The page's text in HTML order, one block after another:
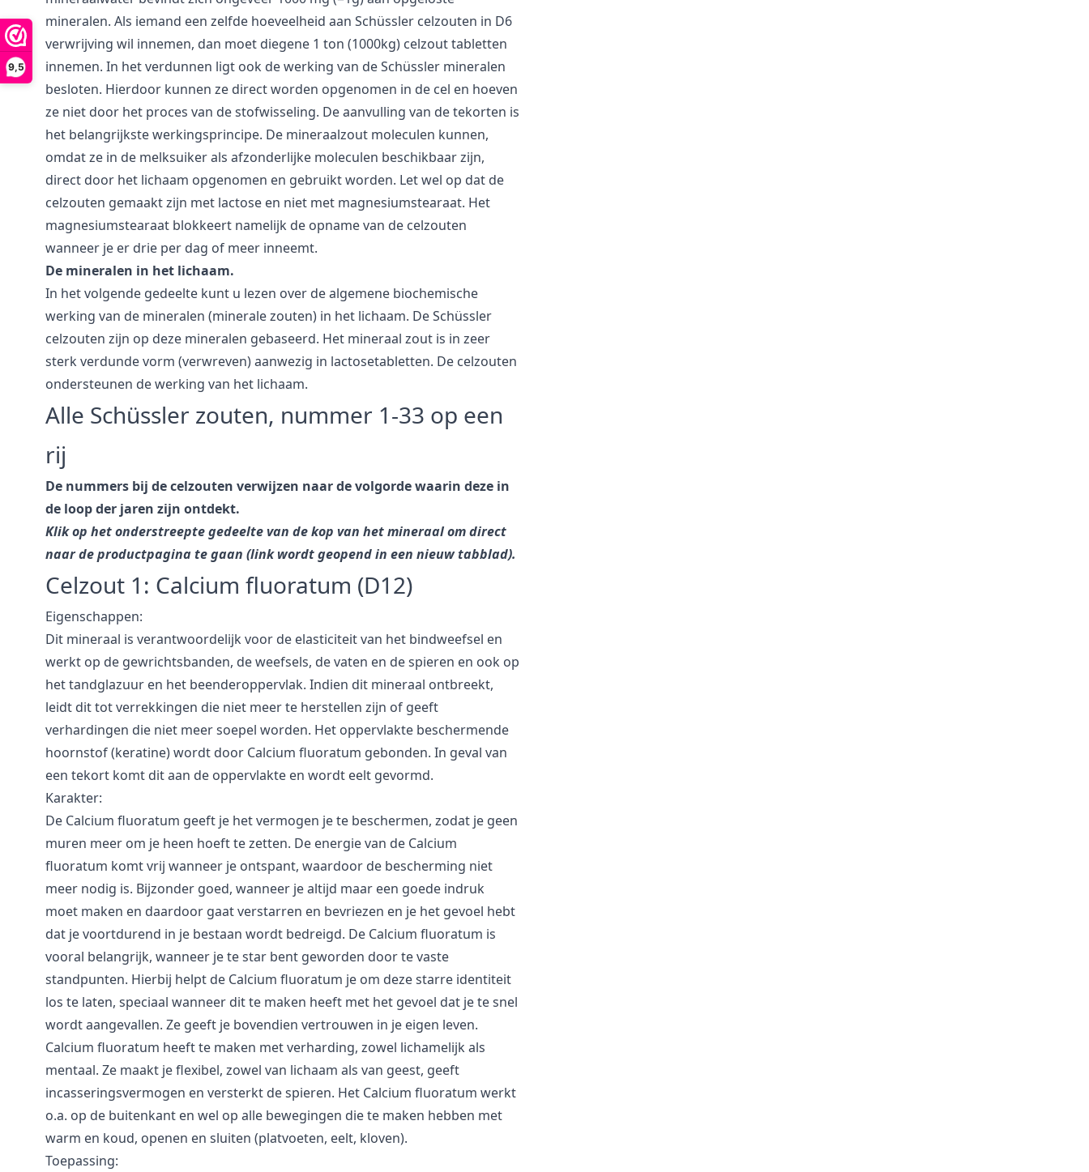
9,5
mineralen. Als iemand een zelfde hoeveelheid aan Schüssler celzouten in D6
verwrijving wil innemen, dan moet diegene 1 ton (1000kg) celzout tabletten
innemen. In het verdunnen ligt ook de werking van de Schüssler mineralen
besloten. Hierdoor kunnen ze direct worden opgenomen in de cel en hoeven
ze niet door het proces van de stofwisseling. De aanvulling van de tekorten is
het belangrijkste werkingsprincipe. De mineraalzout moleculen kunnen,
omdat ze in de melksuiker als afzonderlijke moleculen beschikbaar zijn,
direct door het lichaam opgenomen en gebruikt worden. Let wel op dat de
celzouten gemaakt zijn met lactose en niet met magnesiumstearaat. Het
magnesiumstearaat blokkeert namelijk de opname van de celzouten
wanneer je er drie per dag of meer inneemt.
De mineralen in het lichaam.
In het volgende gedeelte kunt u lezen over de algemene biochemische
werking van de mineralen (minerale zouten) in het lichaam. De Schüssler
celzouten zijn op deze mineralen gebaseerd. Het mineraal zout is in zeer
sterk verdunde vorm (verwreven) aanwezig in lactosetabletten. De celzouten
ondersteunen de werking van het lichaam.
Alle Schüssler zouten, nummer 1-33 op een
rij
De nummers bij de celzouten verwijzen naar de volgorde waarin deze in
de loop der jaren zijn ontdekt.
Klik op het onderstreepte gedeelte van de kop van het mineraal om direct
naar de productpagina te gaan (link wordt geopend in een nieuw tabblad).
Celzout 1: Calcium fluoratum (D12)
Eigenschappen:
Dit mineraal is verantwoordelijk voor de elasticiteit van het bindweefsel en
werkt op de gewrichtsbanden, de weefsels, de vaten en de spieren en ook op
het tandglazuur en het beenderoppervlak. Indien dit mineraal ontbreekt,
leidt dit tot verrekkingen die niet meer te herstellen zijn of geeft
verhardingen die niet meer soepel worden. Het oppervlakte beschermende
hoornstof (keratine) wordt door Calcium fluoratum gebonden. In geval van
een tekort komt dit aan de oppervlakte en wordt eelt gevormd.
Karakter:
De Calcium fluoratum geeft je het vermogen je te beschermen, zodat je geen
muren meer om je heen hoeft te zetten. De energie van de Calcium
fluoratum komt vrij wanneer je ontspant, waardoor de bescherming niet
meer nodig is. Bijzonder goed, wanneer je altijd maar een goede indruk
moet maken en daardoor gaat verstarren en bevriezen en je het gevoel hebt
dat je voortdurend in je bestaan wordt bedreigd. De Calcium fluoratum is
vooral belangrijk, wanneer je te star bent geworden door te vaste
standpunten. Hierbij helpt de Calcium fluoratum je om deze starre identiteit
los te laten, speciaal wanneer dit te maken heeft met het gevoel dat je te snel
wordt aangevallen. Ze geeft je bovendien vertrouwen in je eigen leven.
Calcium fluoratum heeft te maken met verharding, zowel lichamelijk als
mentaal. Ze maakt je flexibel, zowel van lichaam als van geest, geeft
incasseringsvermogen en versterkt de spieren. Het Calcium fluoratum werkt
o.a. op de buitenkant en wel op alle bewegingen die te maken hebben met
warm en koud, openen en sluiten (platvoeten, eelt, kloven).
Toepassing: